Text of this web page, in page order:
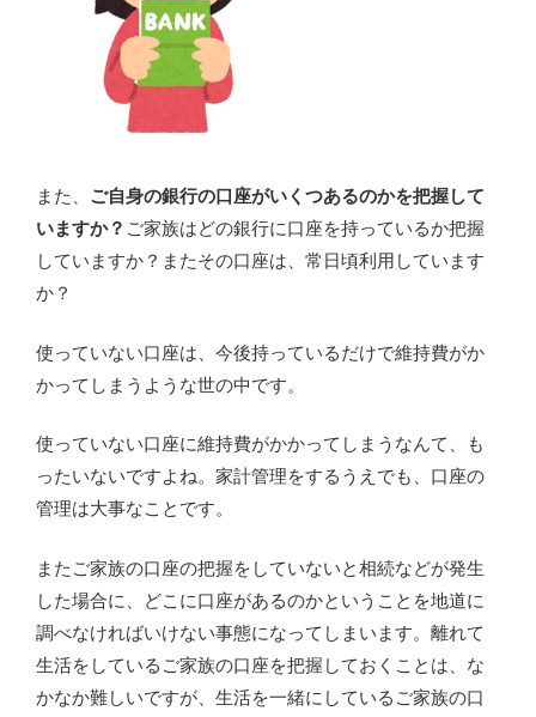
また、 ご自身の銀行の口座がいくつあるのかを把握して
いますか？ ご家族はどの銀行に口座を持っているか把握
していますか？またその口座は、常日頃利用しています
か？
使っていない口座は、今後持っているだけで維持費がか
かってしまうような世の中です。
使っていない口座に維持費がかかってしまうなんて、も
ったいないですよね。家計管理をするうえでも、口座の
管理は大事なことです。
またご家族の口座の把握をしていないと相続などが発生
した場合に、どこに口座があるのかということを地道に
調べなければいけない事態になってしまいます。離れて
生活をしているご家族の口座を把握しておくことは、な
かなか難しいですが、生活を一緒にしているご家族の口